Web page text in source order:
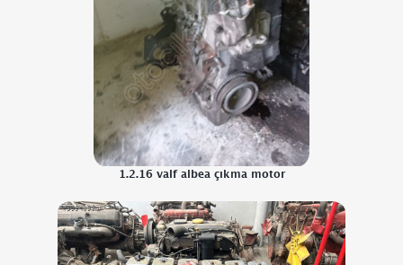
1.2.16 valf albea çıkma motor